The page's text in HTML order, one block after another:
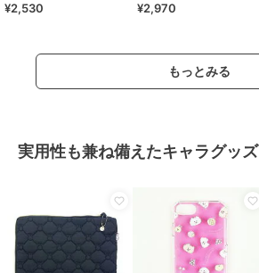
¥2,530
カラーシリーズ
¥2,970
もっとみる
実用性も兼ね備えたキャラグッズ